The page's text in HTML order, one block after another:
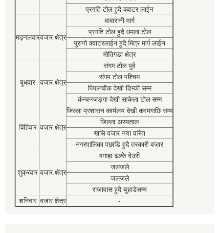
प्रगति टोल हुदै क्वाटर लाईन
मङ्गलवारवजार क्षेत्र
वावारानी मार्ग
प्रगति टोल हुदै धमला टोल
पुरानो क्वाटरलाईन हुदै मित्र मार्ग लाईन
मोतिगडा क्षेत्र
बुधवार वजार क्षेत्र
संगम टोल पुर्व
संगम टोल पश्चिम
पिपलचौक देखी डिम्की सम्म
कंन्चनजङ्गा देखी साकेला टोल सम्म
विहिवार वजार क्षेत्र
जिल्ला प्रशासन कार्यलय देखी करमगाछि सम्म
जिल्ला अस्पताल
खसि वजार नया वस्ति
नगरपालिका पछाडि हुदै तरकारी वजार
शुक्रवार वजार क्षेत्र
वगाहा ढल्के देउरी
जलजले
जलजले
राजावास हुदै चुहाडेसम्म
शनिवार वजार क्षेत्र -